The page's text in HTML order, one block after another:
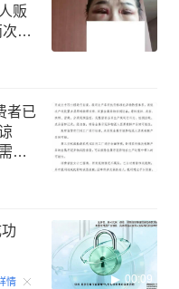
贩
去
者已
要
情 00:09